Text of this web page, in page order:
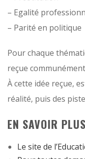
– Egalité
– Parité en politique
Pour chaque
reçue
À cette idée reçue,
réalité, puis des
EN SAVOIR PLUS
Le site de